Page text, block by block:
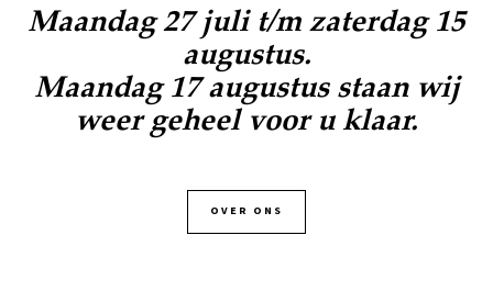
Maandag 27 julit/m zaterdag 15
augustus.
Maandag 17 augustusstaan wij
weer geheel voor u klaar.
OVER ONS